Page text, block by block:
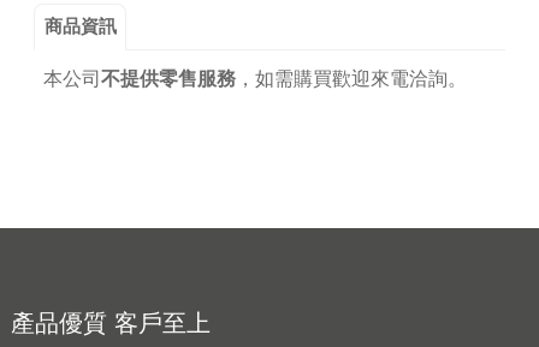
商品資訊
本公司 不提供零售服務， 如需購買歡迎來電洽詢。
產品優質 客戶至上